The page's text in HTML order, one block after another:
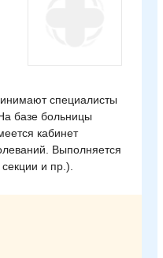
специалисты
базе больницы
кабинет
Выполняется
и пр.).